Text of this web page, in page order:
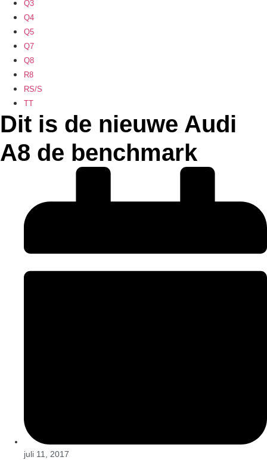
Q3
Q4
Q5
Q7
Q8
R8
RS/S
TT
Dit is de nieuwe Audi
A8 de benchmark
juli 11, 2017